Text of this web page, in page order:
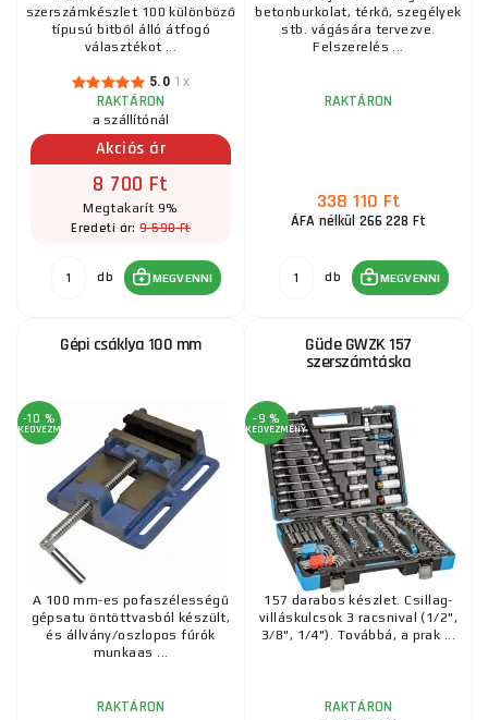
szerszámkészlet 100 különböző
típusú bitből álló átfogó
választékot ...
5.0 1x
RAKTÁRON
a szállítónál
Akciós ár
8 700 Ft
Megtakarít 9%
Eredeti ár:9 590 Ft
db MEGVENNI
betonburkolat, térkő, szegélyek
stb. vágására tervezve.
Felszerelés ...
RAKTÁRON
338 110 Ft
ÁFA nélkül 266 228 Ft
db MEGVENNI
Gépi csáklya 100 mm
-10 %
KEDVEZMÉNY
A 100 mm-es pofaszélességű
gépsatu öntöttvasból készült,
és állvány/oszlopos fúrók
munkaas ...
RAKTÁRON
Güde GWZK 157
szerszámtáska
-9 %
KEDVEZMÉNY
157 darabos készlet. Csillag-
villáskulcsok 3 racsnival (1/2",
3/8", 1/4"). Továbbá, a prak ...
RAKTÁRON